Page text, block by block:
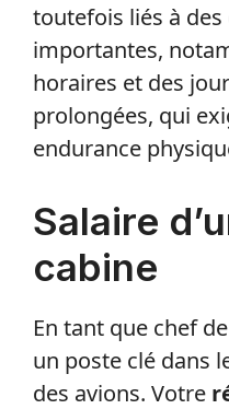
toutefois liés à
importantes,
horaires et des
prolongées, qui
endurance
Salaire
cabine
En tant que chef
un poste clé dans
des avions. Votre